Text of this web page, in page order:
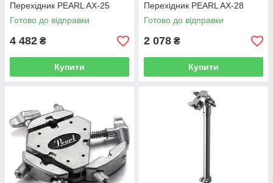
Перехідник PEARL AX-25
Готово до відправки
4 482 ₴
Купити
Перехідник PEARL AX-28
Готово до відправки
2 078 ₴
Купити